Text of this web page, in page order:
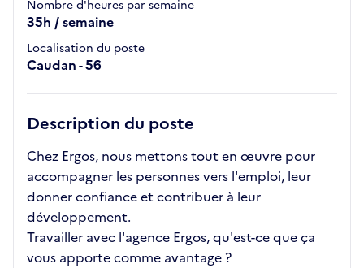
Nombre d'heures par semaine
35h / semaine
Localisation du poste
Caudan - 56
Description du poste
Chez Ergos, nous mettons tout en œuvre pour
accompagner les personnes vers l'emploi, leur
donner confiance et contribuer à leur
développement.
Travailler avec l'agence Ergos, qu'est-ce que ça
vous apporte comme avantage ?